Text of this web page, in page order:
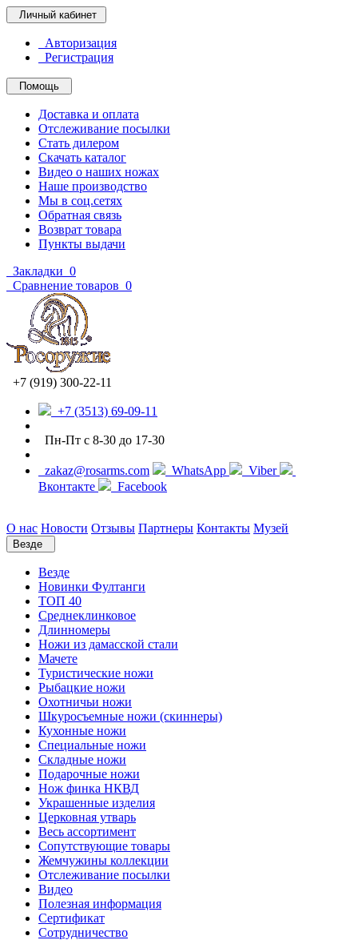
Личный кабинет
Авторизация
Регистрация
Помощь
Доставка и оплата
Отслеживание посылки
Стать дилером
Скачать каталог
Видео о наших ножах
Наше производство
Мы в соц.сетях
Обратная связь
Возврат товара
Пункты выдачи
Закладки 0
Сравнение товаров 0
+7 (919) 300-22-11
+7 (3513) 69-09-11
Пн-Пт с 8-30 до 17-30
zakaz@rosarms.com WhatsApp
Viber
Вконтакте
Facebook
О нас Новости Отзывы Партнеры Контакты Музей
Везде
Везде
Новинки Фултанги
ТОП 40
Среднеклинковое
Длинномеры
Ножи из дамасской стали
Мачете
Туристические ножи
Рыбацкие ножи
Охотничьи ножи
Шкуросъемные ножи (скиннеры)
Кухонные ножи
Специальные ножи
Складные ножи
Подарочные ножи
Нож финка НКВД
Украшенные изделия
Церковная утварь
Весь ассортимент
Сопутствующие товары
Жемчужины коллекции
Отслеживание посылки
Видео
Полезная информация
Сертификат
Сотрудничество